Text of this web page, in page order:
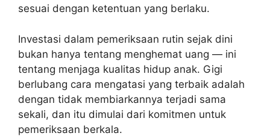
sesuai dengan ketentuan yang berlaku.
Investasi dalam pemeriksaan rutin sejak dini
bukan hanya tentang menghemat uang — ini
tentang menjaga kualitas hidup anak. Gigi
berlubang cara mengatasi yang terbaik adalah
dengan tidak membiarkannya terjadi sama
sekali, dan itu dimulai dari komitmen untuk
pemeriksaan berkala.